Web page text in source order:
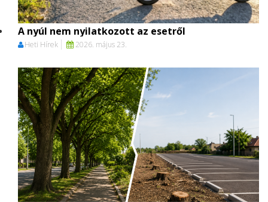
A nyúl nem nyilatkozott az esetről
Heti Hírek 2026. május 23.